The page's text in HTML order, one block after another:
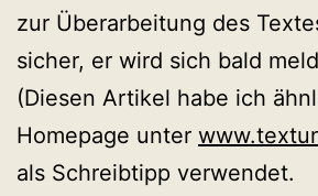
zur Überarbeitung des
sicher, er wird sich bald
(Diesen Artikel habe ich
Homepage unter
als Schreibtipp verwendet.